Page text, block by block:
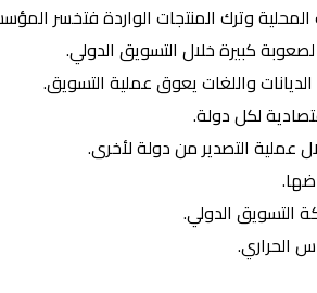
المحلية وترك المنتجات الواردة فتخسر
كبيرة خلال التسويق الدولي.
واللغات يعوق عملية التسويق.
لكل دولة.
عملية التصدير من دولة لأخرى.
التسويق الدولي.
الحراري.